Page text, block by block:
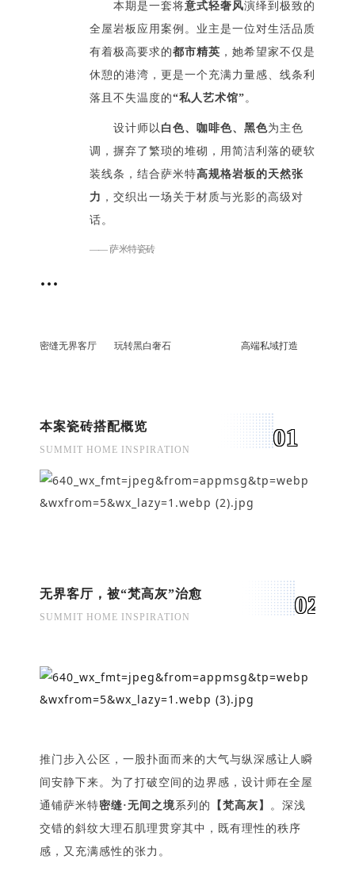
本期是一套将意式轻奢风演绎到极致的
全屋岩板应用案例。业主是一位对生活品质
有着极高要求的都市精英 ，她希望家不仅是
休憩的港湾，更是一个充满力量感、线条利
落且不失温度的“私人艺术馆”。
设计师以 白色、咖啡色、黑色为主色
调，摒弃了繁琐的堆砌，用简洁利落的硬软
装线条，结合萨米特高规格岩板的天然张
力 ，交织出一场关于材质与光影的高级对
话。
—— 萨米特瓷砖
···
密缝无界客厅 玩转黑白奢石 高端私域打造
本案瓷砖搭配概览
SUMMIT HOME INSPIRATION 01
无界客厅，被“梵高灰”治愈
SUMMIT HOME INSPIRATION 02
推门步入公区，一股扑面而来的大气与纵深感让人瞬
间安静下来。为了打破空间的边界感，设计师在全屋
通铺萨米特密缝·无间之境系列的 【梵高灰】 。深浅
交错的斜纹大理石肌理贯穿其中，既有理性的秩序
感，又充满感性的张力。